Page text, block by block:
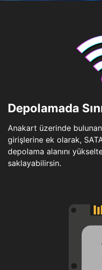
Depolamada
Anakart üzerinde
girişlerine ek olarak,
depolama alanını
saklayabilirsin.